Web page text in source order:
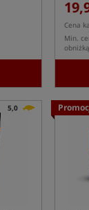
Cena
Min.
5,0